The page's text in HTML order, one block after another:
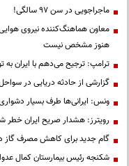
ماجراجویی در سن ۹۷ سالگی!
معاون هماهنگ‌کننده نیروی
هنوز مشخص نیست
ترامپ: ترجیح می‌دهم با ایران به
گزارشی از حادثه دریایی در
ونس: ایرانی‌ها طرف بسیار
رویترز: هشدار صریح ایران خطر
گام جدید برای کاهش مصرف گاز
شکنجه رئیس بیمارستان کمال